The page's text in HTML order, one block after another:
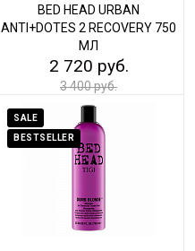
BED HEAD URBAN
ANTI+DOTES 2 RECOVERY 750
МЛ
2 720 руб.
3 400 руб.
SALE
BESTSELLER